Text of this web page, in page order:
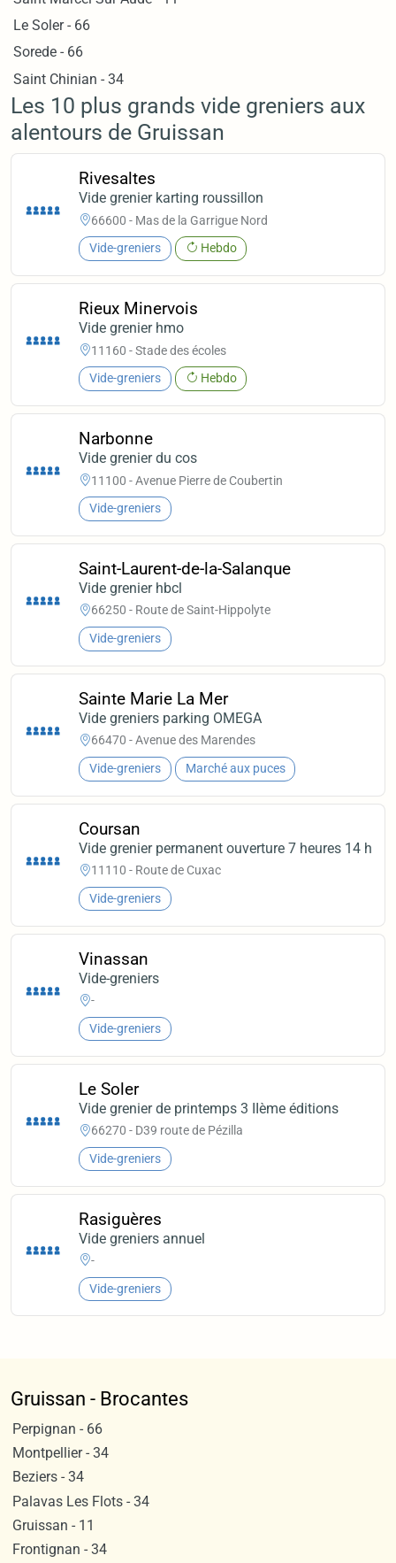
Le Soler - 66
Sorede - 66
Saint Chinian - 34
Les 10 plus grands vide greniers aux
alentours de Gruissan
Rivesaltes
Vide grenier karting roussillon
66600 - Mas de la Garrigue Nord
Vide-greniers Hebdo
Rieux Minervois
Vide grenier hmo
11160 - Stade des écoles
Vide-greniers Hebdo
Narbonne
Vide grenier du cos
11100 - Avenue Pierre de Coubertin
Vide-greniers
Saint-Laurent-de-la-Salanque
Vide grenier hbcl
66250 - Route de Saint-Hippolyte
Vide-greniers
Sainte Marie La Mer
Vide greniers parking OMEGA
66470 - Avenue des Marendes
Vide-greniers Marché aux puces
Coursan
Vide grenier permanent ouverture 7 heures 14 h
11110 - Route de Cuxac
Vide-greniers
Vinassan
Vide-greniers
-
Vide-greniers
Le Soler
Vide grenier de printemps 3 IIème éditions
66270 - D39 route de Pézilla
Vide-greniers
Rasiguères
Vide greniers annuel
-
Vide-greniers
Gruissan - Brocantes
Perpignan - 66
Montpellier - 34
Beziers - 34
Palavas Les Flots - 34
Gruissan - 11
Frontignan - 34